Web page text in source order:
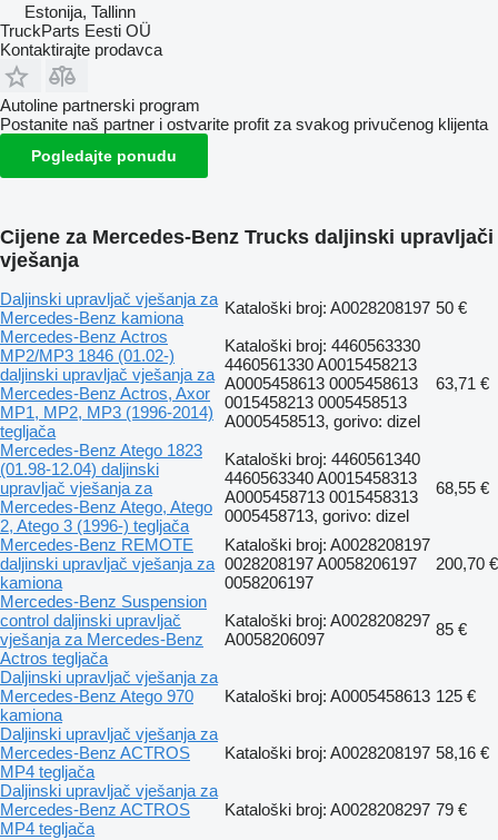
Estonija, Tallinn
TruckParts Eesti OÜ
Kontaktirajte prodavca
Autoline partnerski program
Postanite naš partner i ostvarite profit za svakog privučenog klijenta
Pogledajte ponudu
Cijene za Mercedes-Benz Trucks daljinski upravljači
vješanja
Daljinski upravljač vješanja za
Mercedes-Benz kamiona
Kataloški broj: A0028208197 50 €
Mercedes-Benz Actros
MP2/MP3 1846 (01.02-)
daljinski upravljač vješanja za
Mercedes-Benz Actros, Axor
MP1, MP2, MP3 (1996-2014)
tegljača
Kataloški broj: 4460563330
4460561330 A0015458213
A0005458613 0005458613
0015458213 0005458513
A0005458513, gorivo: dizel
63,71 €
Mercedes-Benz Atego 1823
(01.98-12.04) daljinski
upravljač vješanja za
Mercedes-Benz Atego, Atego
2, Atego 3 (1996-) tegljača
Kataloški broj: 4460561340
4460563340 A0015458313
A0005458713 0015458313
0005458713, gorivo: dizel
68,55 €
Mercedes-Benz REMOTE
daljinski upravljač vješanja za
kamiona
Kataloški broj: A0028208197
0028208197 A0058206197
0058206197
200,70 €
Mercedes-Benz Suspension
control daljinski upravljač
vješanja za Mercedes-Benz
Actros tegljača
Kataloški broj: A0028208297
A0058206097
85 €
Daljinski upravljač vješanja za
Mercedes-Benz Atego 970
kamiona
Kataloški broj: A0005458613 125 €
Daljinski upravljač vješanja za
Mercedes-Benz ACTROS
MP4 tegljača
Kataloški broj: A0028208197 58,16 €
Daljinski upravljač vješanja za
Mercedes-Benz ACTROS
MP4 tegljača
Kataloški broj: A0028208297 79 €